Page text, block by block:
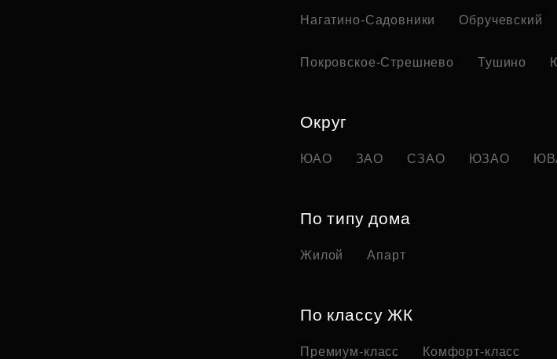
Нагатино-Садовники Обручевский
Покровское-Стрешнево Тушино
Округ
ЮАО ЗАО СЗАО ЮЗАО
По типу дома
Жилой Апарт
По классу ЖК
Премиум-класс Комфорт-класс